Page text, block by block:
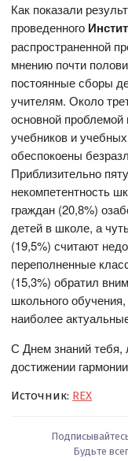
Как показали
проведенного
распространенной
мнению почти
постоянные сборы
учителям. Около
основной проблемой
учебников и
обеспокоены
Приблизительно
некомпетентность
граждан (20,8%)
детей в школе, а
(19,5%) считают
переполненные
(15,3%) обратил
школьного
наиболее
С Днем знаний
достижении
Источник: REX
Будьте